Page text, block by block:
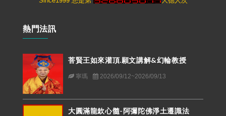
熱門法訊
菩賢王如來灌頂.願文講解&幻輪教授
寧瑪 2026/09/12~2026/09/13
大圓滿龍欽心髓-阿彌陀佛淨土遷識法